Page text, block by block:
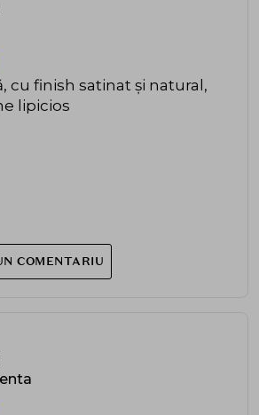
cu finish satinat și natural,
lipicios
COMENTARIU